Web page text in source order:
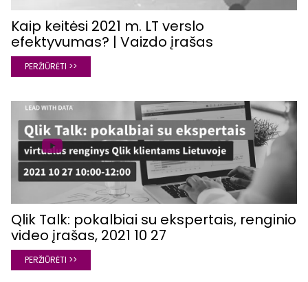
Kaip keitėsi 2021 m. LT verslo
efektyvumas? | Vaizdo įrašas
PERŽIŪRĖTI >>
Qlik Talk: pokalbiai su ekspertais, renginio
video įrašas, 2021 10 27
PERŽIŪRĖTI >>